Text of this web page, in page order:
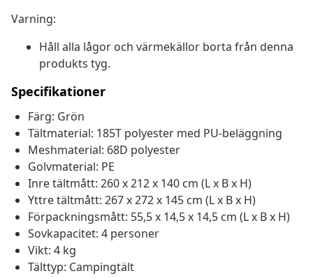
Varning:
Håll alla lågor och värmekällor borta från denna
produkts tyg.
Specifikationer
Färg: Grön
Tältmaterial: 185T polyester med PU-beläggning
Meshmaterial: 68D polyester
Golvmaterial: PE
Inre tältmått: 260 x 212 x 140 cm (L x B x H)
Yttre tältmått: 267 x 272 x 145 cm (L x B x H)
Förpackningsmått: 55,5 x 14,5 x 14,5 cm (L x B x H)
Sovkapacitet: 4 personer
Vikt: 4 kg
Tälttyp: Campingtält